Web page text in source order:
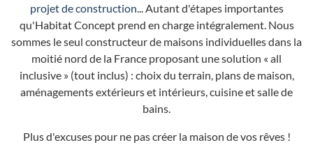
projet de construction... Autant d'étapes importantes
qu'Habitat Concept prend en charge intégralement. Nous
sommes le seul constructeur de maisons individuelles dans la
moitié nord de la France proposant une solution « all
inclusive » (tout inclus) : choix du terrain, plans de maison,
aménagements extérieurs et intérieurs, cuisine et salle de
bains.
Plus d'excuses pour ne pas créer la maison de vos rêves !